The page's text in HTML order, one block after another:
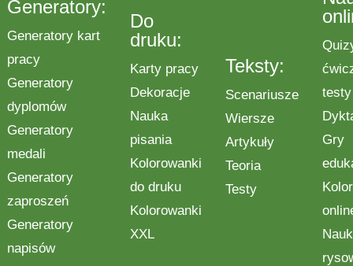
Generatory:
Generatory kart
pracy
Generatory
dyplomów
Generatory
medali
Generatory
zaproszeń
Generatory
napisów
Do
druku:
Karty pracy
Dekoracje
Nauka
pisania
Kolorowanki
do druku
Kolorowanki
XXL
Teksty:
Scenariusze
Wiersze
Artykuły
Teoria
Testy
testy
Gry